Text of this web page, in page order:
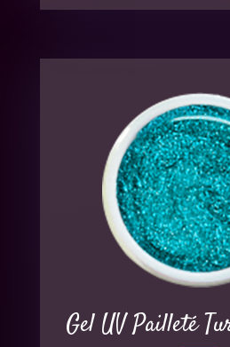
Gel UV Pailleté